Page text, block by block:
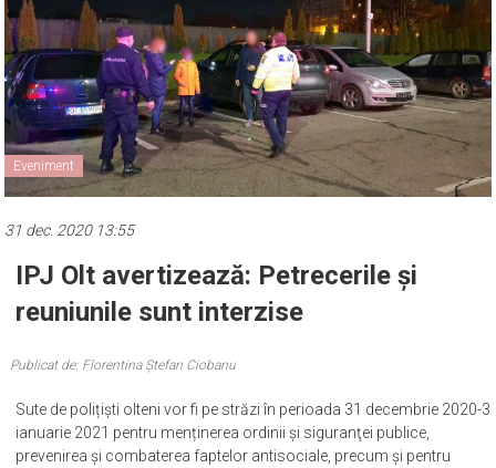
31 dec. 2020 13:55
IPJ Olt avertizează: Petrecerile și
reuniunile sunt interzise
Publicat de: Florentina Ștefan Ciobanu
Sute de polițiști olteni vor fi pe străzi în perioada 31 decembrie 2020-3